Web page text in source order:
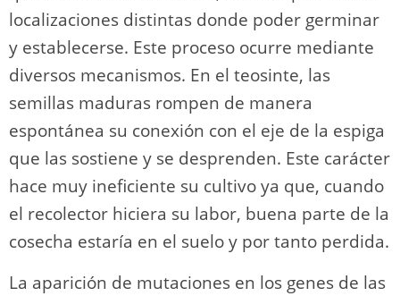
localizaciones distintas donde poder germinar
y establecerse. Este proceso ocurre mediante
diversos mecanismos. En el teosinte, las
semillas maduras rompen de manera
espontánea su conexión con el eje de la espiga
que las sostiene y se desprenden. Este carácter
hace muy ineficiente su cultivo ya que, cuando
el recolector hiciera su labor, buena parte de la
cosecha estaría en el suelo y por tanto perdida.
La aparición de mutaciones en los genes de las